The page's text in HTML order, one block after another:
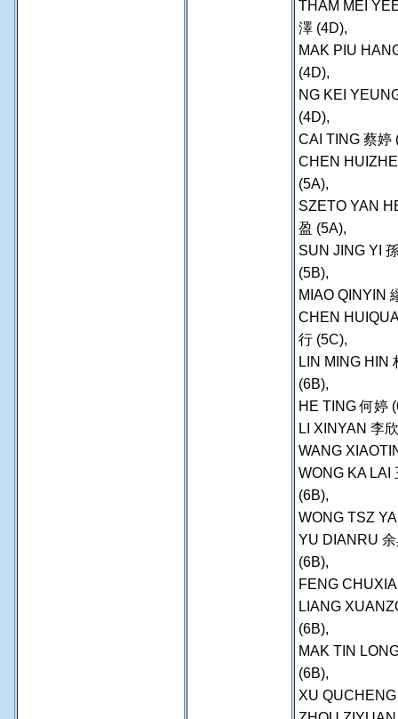
THAM MEI
澤 (4D),
MAK PIU
(4D),
NG KEI
(4D),
CAI TING 蔡婷
CHEN
(5A),
SZETO YAN
盈 (5A),
SUN JING YI
(5B),
MIAO QINYIN
CHEN
行 (5C),
LIN MING HIN
(6B),
HE TING 何婷
LI XINYAN 李
WANG
WONG KA LAI
(6B),
WONG TSZ
YU DIANRU
(6B),
FENG
LIANG
(6B),
MAK TIN
(6B),
XU